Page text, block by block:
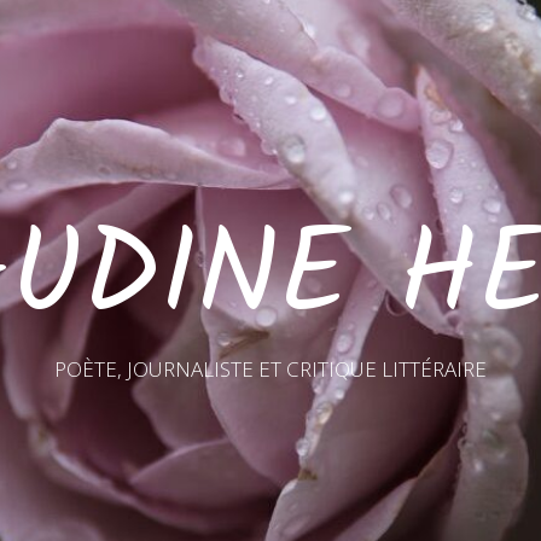
POÈTE, JOURNALISTE ET CRITIQUE LITTÉRAIRE